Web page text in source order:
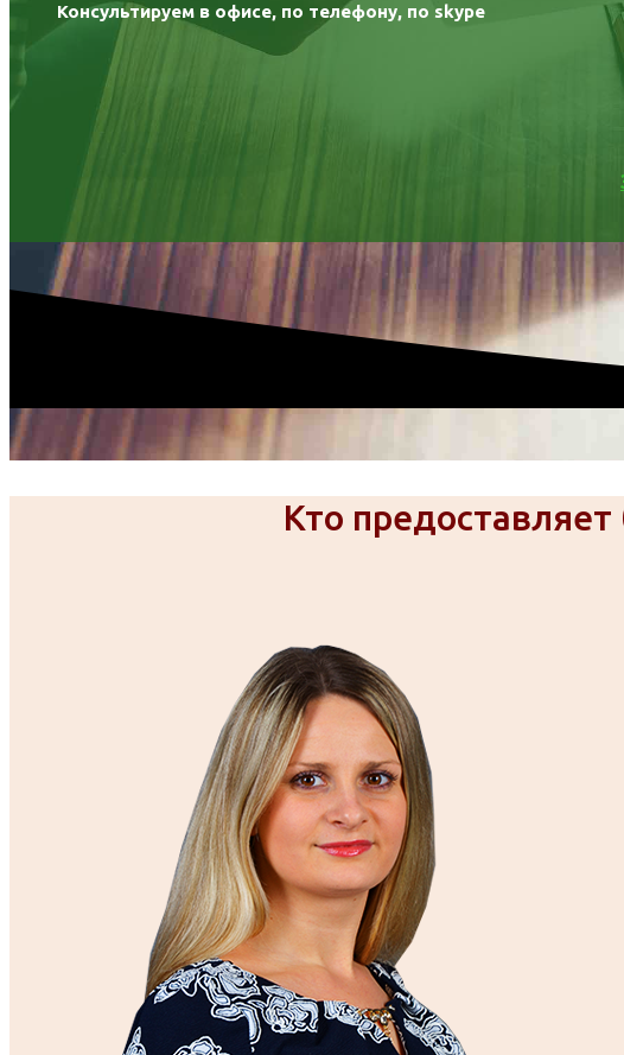
Консультируем в офисе, по телефону, по skype
Кто